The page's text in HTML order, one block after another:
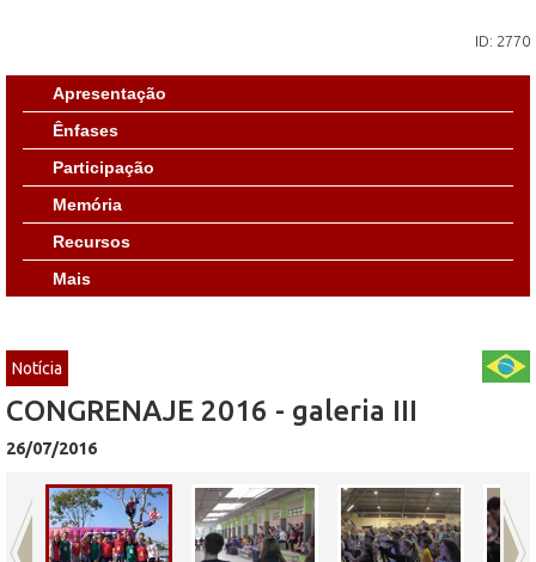
ID: 2770
Apresentação
Ênfases
Participação
Memória
Recursos
Mais
Notícia
CONGRENAJE 2016 - galeria III
26/07/2016